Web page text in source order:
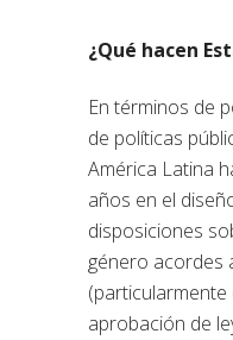
¿Qué hacen
En términos de
de políticas
América Latina
años en el
disposiciones
género acordes
(particularmente
aprobación de